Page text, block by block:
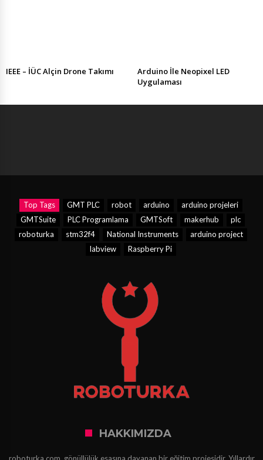
IEEE – İÜC Alçin Drone Takımı
Arduino İle Neopixel LED
Uygulaması
Top Tags GMT PLC robot arduino
arduino projeleri
GMTSuite
PLC Programlama GMTSoft makerhub
plc
roboturka
stm32f4 National Instruments
arduino project
labview
Raspberry Pi
HAKKIMIZDA
roboturka.com, gönüllülük esasına dayanan bir eğitim projesidir. Yıllardır